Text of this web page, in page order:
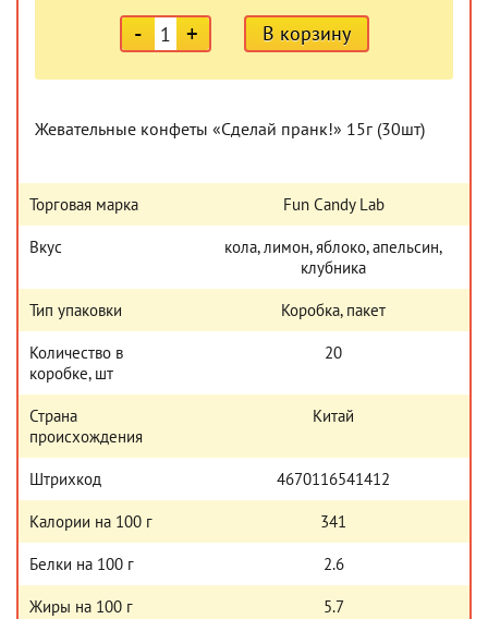
- + В корзину
Жевательные конфеты «Сделай пранк!» 15г (30шт)
Торговая марка Fun Candy Lab
Вкус
кола, лимон, яблоко, апельсин,
клубника
Тип упаковки Коробка, пакет
Количество в
коробке, шт
20
Страна
происхождения
Китай
Штрихкод 4670116541412
Калории на 100 г 341
Белки на 100 г 2.6
Жиры на 100 г 5.7